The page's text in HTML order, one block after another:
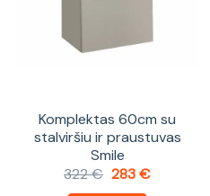
Komplektas 60cm su
stalviršiu ir praustuvas
Smile
322€ Original
283€Current